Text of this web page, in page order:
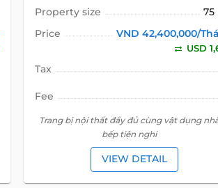
Property size
75
Price
VND 42,400,000/
USD
Tax
Fee
Trang bị nội thất đầy đủ cùng vật dụng
bếp tiện nghi
VIEW DETAIL